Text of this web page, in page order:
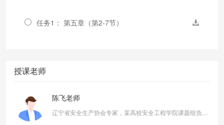
任务1： 第五章（第2-7节）
授课老师
陈飞老师